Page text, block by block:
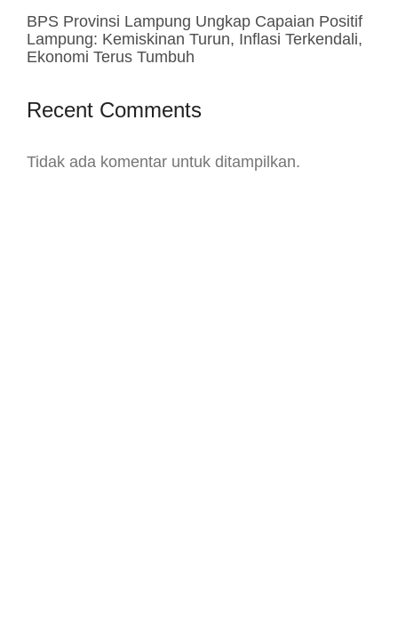
BPS Provinsi Lampung Ungkap Capaian Positif
Lampung: Kemiskinan Turun, Inflasi Terkendali,
Ekonomi Terus Tumbuh
Recent Comments
Tidak ada komentar untuk ditampilkan.